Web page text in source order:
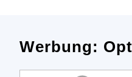
Werbung: